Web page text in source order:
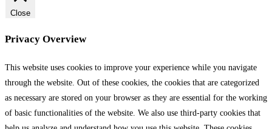
Close
Privacy Overview
This website uses cookies to improve your experience while you navigate
through the website. Out of these cookies, the cookies that are categorized
as necessary are stored on your browser as they are essential for the working
of basic functionalities of the website. We also use third-party cookies that